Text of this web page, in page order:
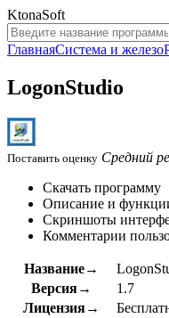
KtonaSoft
ГлавнаяСистема и железо
LogonStudio
Поставить оценку Средний
Скачать программу
Описание и
Скриншоты
Комментарии
Название→
Версия→
1.7
Лицензия→